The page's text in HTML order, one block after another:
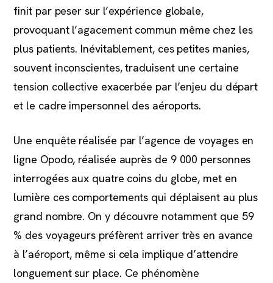
finit par peser sur l’expérience globale,
provoquant l’agacement commun même chez les
plus patients. Inévitablement, ces petites manies,
souvent inconscientes, traduisent une certaine
tension collective exacerbée par l’enjeu du départ
et le cadre impersonnel des aéroports.
Une enquête réalisée par l’agence de voyages en
ligne Opodo, réalisée auprès de 9 000 personnes
interrogées aux quatre coins du globe, met en
lumière ces comportements qui déplaisent au plus
grand nombre. On y découvre notamment que 59
% des voyageurs préfèrent arriver très en avance
à l’aéroport, même si cela implique d’attendre
longuement sur place. Ce phénomène